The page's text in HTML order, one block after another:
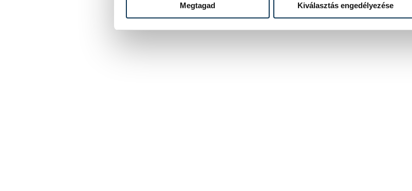
Megtagad Kiválasztás engedélyezése